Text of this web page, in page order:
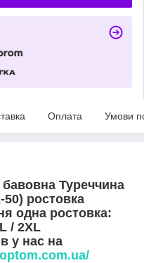
Оплата Умови
Туреччина
50) ростовка
одна ростовка:
/ 2XL
у нас на